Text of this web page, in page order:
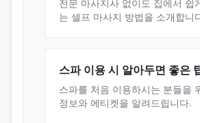
전문 마사지사 없이도 집에서 쉽
는 셀프 마사지 방법을 소개합니
스파 이용 시 알아두면 좋은
스파를 처음 이용하시는 분들을
정보와 에티켓을 알려드립니다.